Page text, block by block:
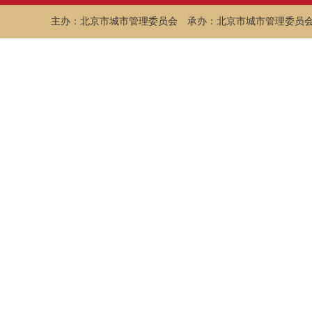
主办：北京市城市管理委员会 承办：北京市城市管理委员